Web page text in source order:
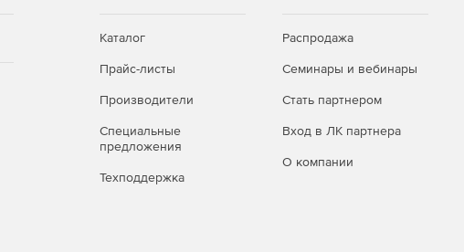
Каталог
Прайс-листы
Производители
Специальные
предложения
Техподдержка
Распродажа
Семинары и вебинары
Стать партнером
Вход в ЛК партнера
О компании